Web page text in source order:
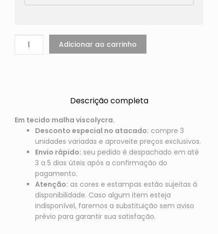
Adicionar ao carrinho
Descrição completa
Em tecido malha viscolycra.
Desconto especial no atacado: compre 3
unidades variadas e aproveite preços exclusivos.
Envio rápido: seu pedido é despachado em até
3 a 5 dias úteis após a confirmação do
pagamento.
Atenção: as cores e estampas estão sujeitas à
disponibilidade. Caso algum item esteja
indisponível, faremos a substituição sem aviso
prévio para garantir sua satisfação.